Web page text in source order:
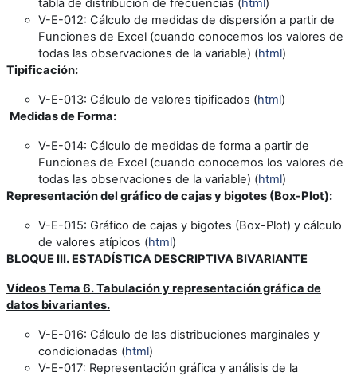
tabla de distribución de frecuencias (html)
V-E-012: Cálculo de medidas de dispersión a partir de
Funciones de Excel (cuando conocemos los valores de
todas las observaciones de la variable) (html)
Tipificación:
V-E-013: Cálculo de valores tipificados (html)
Medidas de Forma:
V-E-014: Cálculo de medidas de forma a partir de
Funciones de Excel (cuando conocemos los valores de
todas las observaciones de la variable) (html)
Representación del gráfico de cajas y bigotes (Box-Plot):
V-E-015: Gráfico de cajas y bigotes (Box-Plot) y cálculo
de valores atípicos (html)
BLOQUE III. ESTADÍSTICA DESCRIPTIVA BIVARIANTE
Vídeos Tema 6. Tabulación y representación gráfica de
datos bivariantes.
V-E-016: Cálculo de las distribuciones marginales y
condicionadas (html)
V-E-017: Representación gráfica y análisis de la